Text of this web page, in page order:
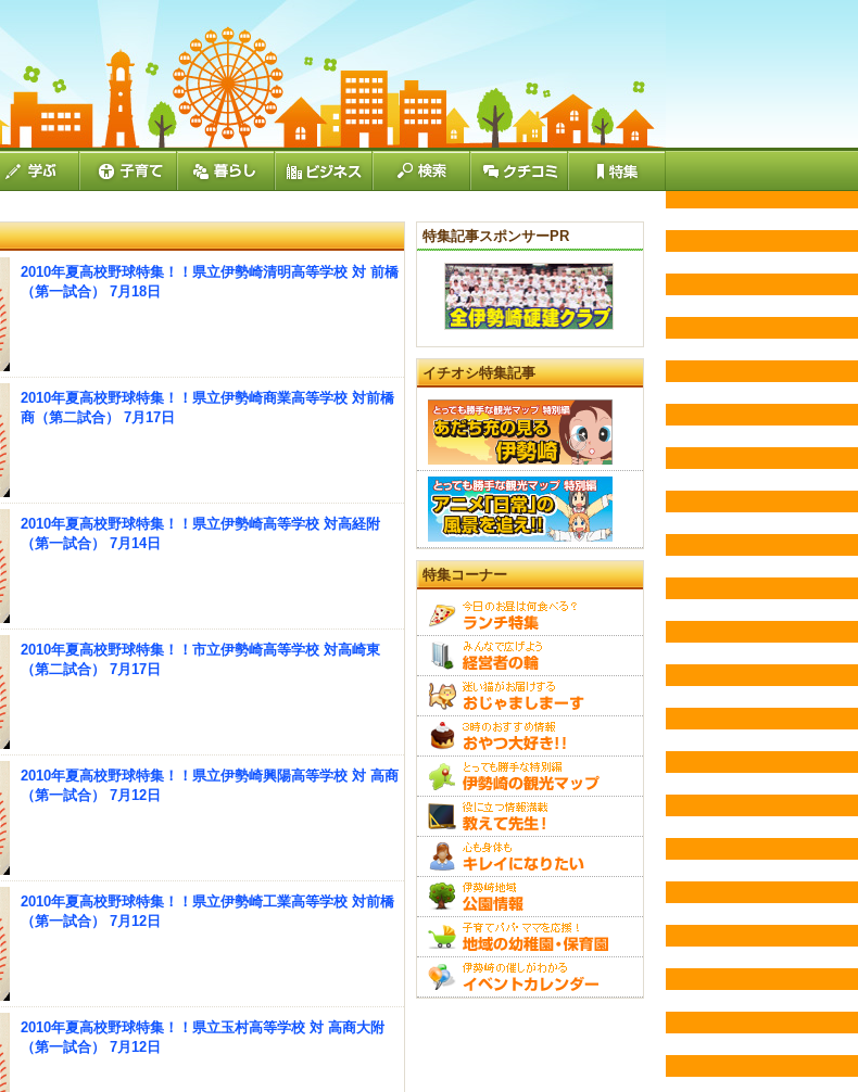
2010年夏高校野球特集！！県立伊勢崎清明高等学校 対 前橋
（第一試合） 7月18日
2010年夏高校野球特集！！県立伊勢崎商業高等学校 対前橋
商（第二試合） 7月17日
2010年夏高校野球特集！！県立伊勢崎高等学校 対高経附
（第一試合） 7月14日
2010年夏高校野球特集！！市立伊勢崎高等学校 対高崎東
（第二試合） 7月17日
2010年夏高校野球特集！！県立伊勢崎興陽高等学校 対 高商
（第一試合） 7月12日
2010年夏高校野球特集！！県立伊勢崎工業高等学校 対前橋
（第一試合） 7月12日
2010年夏高校野球特集！！県立玉村高等学校 対 高商大附
（第一試合） 7月12日
特集記事スポンサーPR
イチオシ特集記事
特集コーナー